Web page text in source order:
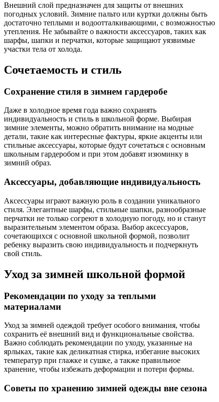
Внешний слой предназначен для защиты от внешних
погодных условий. Зимние пальто или куртки должны быть
достаточно теплыми и водоотталкивающими, с возможностью
утепления. Не забывайте о важности аксессуаров, таких как
шарфы, шапки и перчатки, которые защищают уязвимые
участки тела от холода.
Сочетаемость и стиль
Сохранение стиля в зимнем гардеробе
Даже в холодное время года важно сохранять
индивидуальность и стиль в школьной форме. Выбирая
зимние элементы, можно обратить внимание на модные
детали, такие как интересные фактуры, яркие акценты или
стильные аксессуары, которые будут сочетаться с основным
школьным гардеробом и при этом добавят изюминку в
зимний образ.
Аксессуары, добавляющие индивидуальность
Аксессуары играют важную роль в создании уникального
стиля. Элегантные шарфы, стильные шапки, разнообразные
перчатки не только согреют в холодную погоду, но и станут
выразительным элементом образа. Выбор аксессуаров,
сочетающихся с основной школьной формой, позволит
ребенку выразить свою индивидуальность и подчеркнуть
свой стиль.
Уход за зимней школьной формой
Рекомендации по уходу за теплыми
материалами
Уход за зимней одеждой требует особого внимания, чтобы
сохранить её внешний вид и функциональные свойства.
Важно соблюдать рекомендации по уходу, указанные на
ярлыках, такие как деликатная стирка, избегание высоких
температур при глажке и сушке, а также правильное
хранение, чтобы избежать деформации и потери формы.
Советы по хранению зимней одежды вне сезона